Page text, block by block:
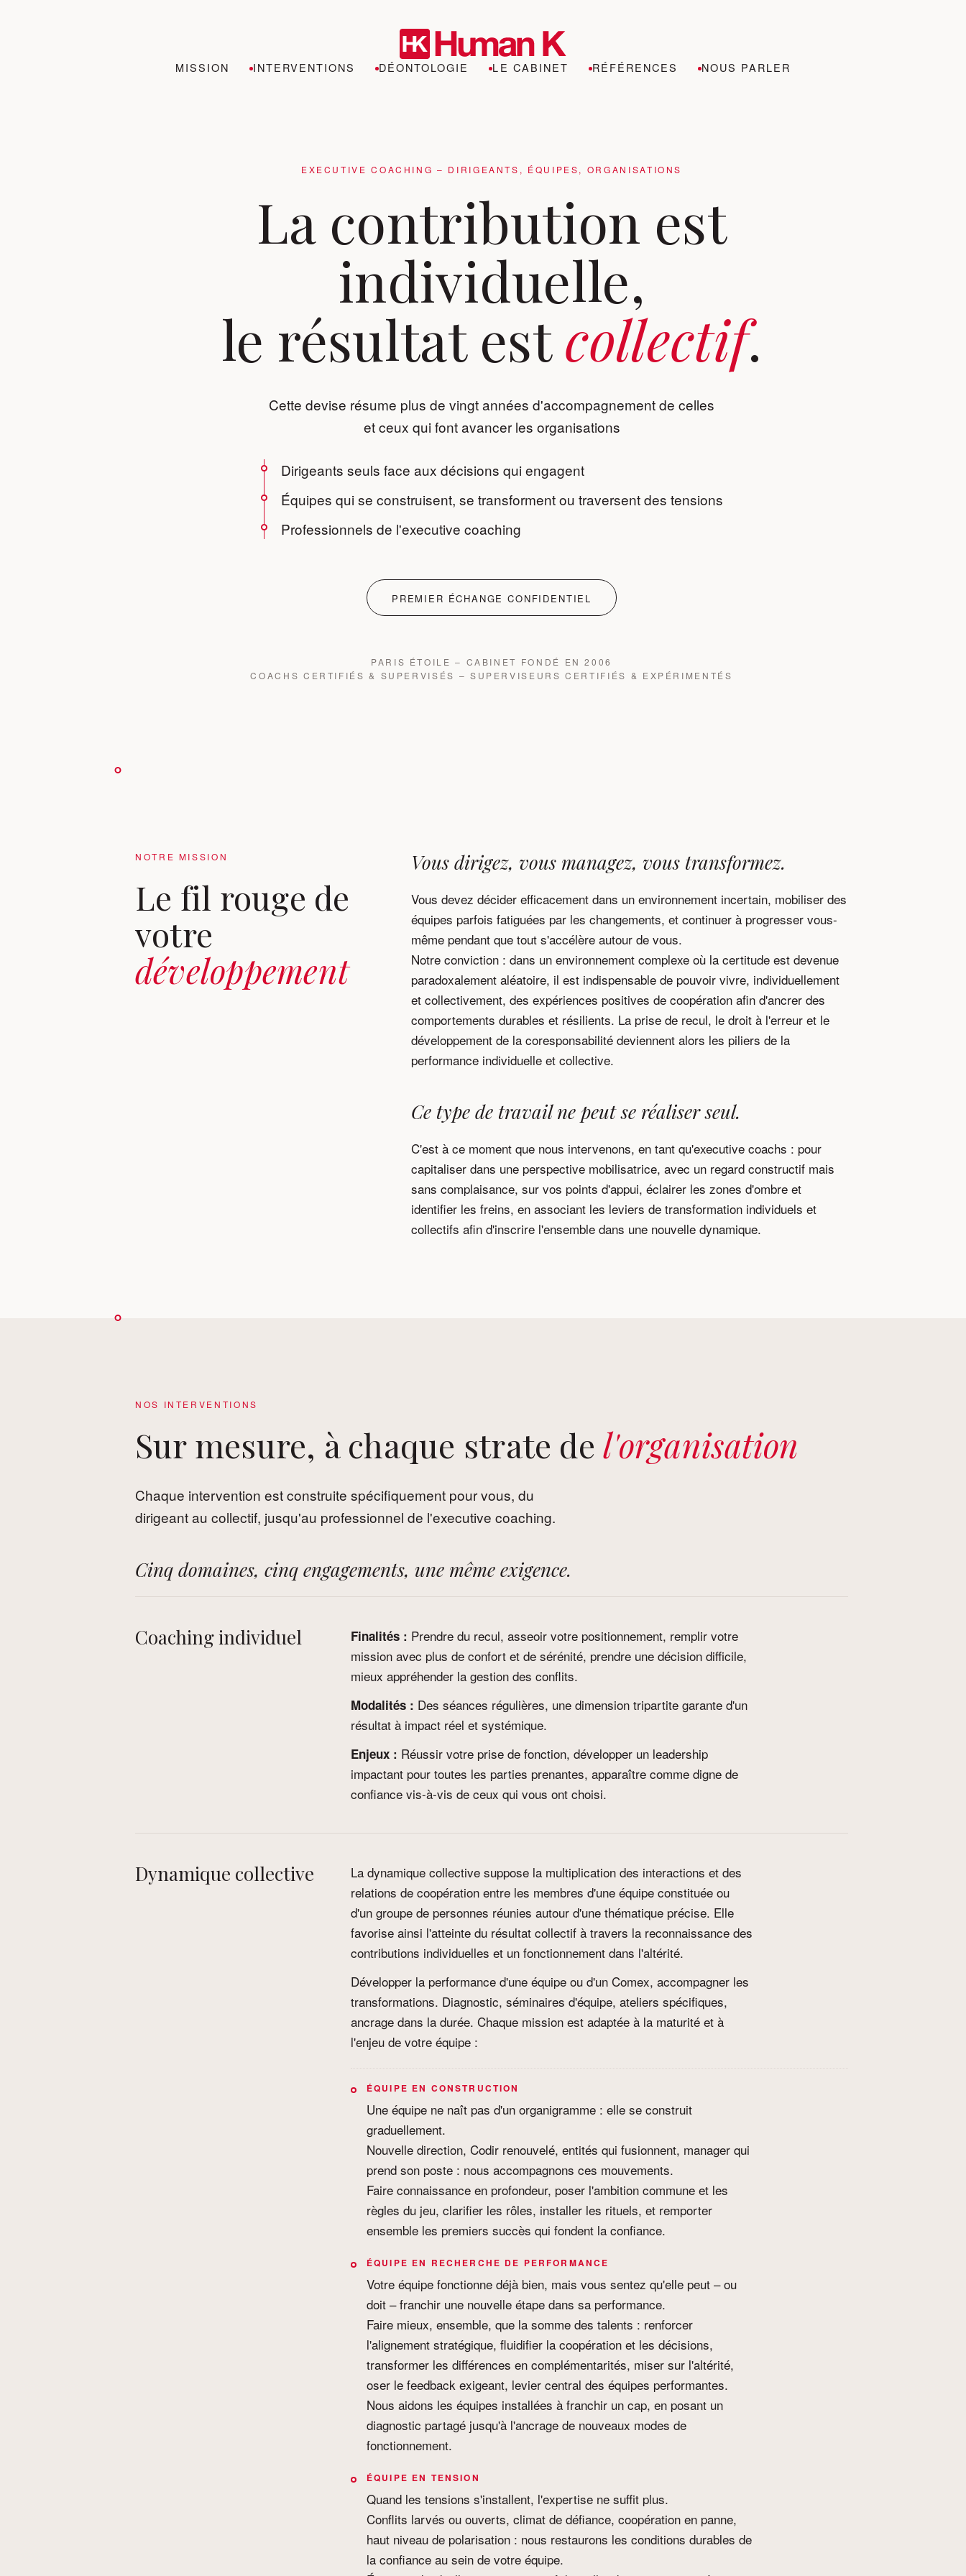
MISSION INTERVENTIONS DÉONTOLOGIE LE CABINET RÉFÉRENCES NOUS PARLER
EXECUTIVE COACHING – DIRIGEANTS, ÉQUIPES, ORGANISATIONS
La contribution est
individuelle,
le résultat estcollectif.
Cette devise résume plus de vingt années d'accompagnement de celles
et ceux qui font avancer les organisations
Dirigeants seuls face aux décisions qui engagent
Équipes qui se construisent, se transforment ou traversent des tensions
Professionnels de l'executive coaching
PREMIER ÉCHANGE CONFIDENTIEL
PARIS ÉTOILE – CABINET FONDÉ EN 2006
COACHS CERTIFIÉS & SUPERVISÉS – SUPERVISEURS CERTIFIÉS & EXPÉRIMENTÉS
NOTRE MISSION
Le fil rouge de
votre
développement
Vous dirigez, vous managez, vous transformez.
Vous devez décider efficacement dans un environnement incertain, mobiliser des
équipes parfois fatiguées par les changements, et continuer à progresser vous-
même pendant que tout s'accélère autour de vous.
Notre conviction : dans un environnement complexe où la certitude est devenue
paradoxalement aléatoire, il est indispensable de pouvoir vivre, individuellement
et collectivement, des expériences positives de coopération afin d'ancrer des
comportements durables et résilients. La prise de recul, le droit à l'erreur et le
développement de la coresponsabilité deviennent alors les piliers de la
performance individuelle et collective.
Ce type de travail ne peut se réaliser seul.
C'est à ce moment que nous intervenons, en tant qu'executive coachs : pour
capitaliser dans une perspective mobilisatrice, avec un regard constructif mais
sans complaisance, sur vos points d'appui, éclairer les zones d'ombre et
identifier les freins, en associant les leviers de transformation individuels et
collectifs afin d'inscrire l'ensemble dans une nouvelle dynamique.
NOS INTERVENTIONS
Sur mesure, à chaque strate del'organisation
Chaque intervention est construite spécifiquement pour vous, du
dirigeant au collectif, jusqu'au professionnel de l'executive coaching.
Cinq domaines, cinq engagements, une même exigence.
Coaching individuel Finalités : Prendre du recul, asseoir votre positionnement, remplir votre
mission avec plus de confort et de sérénité, prendre une décision difficile,
mieux appréhender la gestion des conflits.
Modalités : Des séances régulières, une dimension tripartite garante d'un
résultat à impact réel et systémique.
Enjeux : Réussir votre prise de fonction, développer un leadership
impactant pour toutes les parties prenantes, apparaître comme digne de
confiance vis-à-vis de ceux qui vous ont choisi.
Dynamique collective
La dynamique collective suppose la multiplication des interactions et des
relations de coopération entre les membres d'une équipe constituée ou
d'un groupe de personnes réunies autour d'une thématique précise. Elle
favorise ainsi l'atteinte du résultat collectif à travers la reconnaissance des
contributions individuelles et un fonctionnement dans l'altérité.
Développer la performance d'une équipe ou d'un Comex, accompagner les
transformations. Diagnostic, séminaires d'équipe, ateliers spécifiques,
ancrage dans la durée. Chaque mission est adaptée à la maturité et à
l'enjeu de votre équipe :
ÉQUIPE EN CONSTRUCTION
Une équipe ne naît pas d'un organigramme : elle se construit
graduellement.
Nouvelle direction, Codir renouvelé, entités qui fusionnent, manager qui
prend son poste : nous accompagnons ces mouvements.
Faire connaissance en profondeur, poser l'ambition commune et les
règles du jeu, clarifier les rôles, installer les rituels, et remporter
ensemble les premiers succès qui fondent la confiance.
ÉQUIPE EN RECHERCHE DE PERFORMANCE
Votre équipe fonctionne déjà bien, mais vous sentez qu'elle peut – ou
doit – franchir une nouvelle étape dans sa performance.
Faire mieux, ensemble, que la somme des talents : renforcer
l'alignement stratégique, fluidifier la coopération et les décisions,
transformer les différences en complémentarités, miser sur l'altérité,
oser le feedback exigeant, levier central des équipes performantes.
Nous aidons les équipes installées à franchir un cap, en posant un
diagnostic partagé jusqu'à l'ancrage de nouveaux modes de
fonctionnement.
ÉQUIPE EN TENSION
Quand les tensions s'installent, l'expertise ne suffit plus.
Conflits larvés ou ouverts, climat de défiance, coopération en panne,
haut niveau de polarisation : nous restaurons les conditions durables de
la confiance au sein de votre équipe.